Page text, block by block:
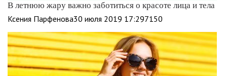
В летнюю жару важно заботиться о красоте лица и тела
Ксения Парфенова30 июля 2019 17:297150